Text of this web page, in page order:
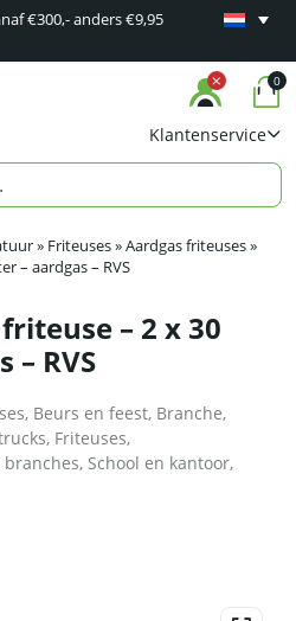
€300,- anders €9,95
Minimaal
Klantenservice
0
» Friteuses»Aardgas friteuses»
– aardgas – RVS
– 2 x 30
– RVS
, Beurs en feest, Branche,
, Friteuses,
branches, School en kantoor,